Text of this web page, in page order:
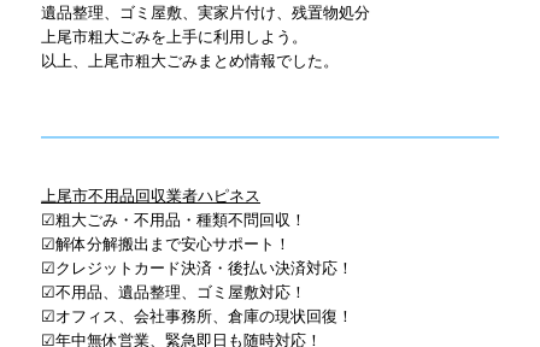
遺品整理、ゴミ屋敷、実家片付け、残置物処分
上尾市粗大ごみを上手に利用しよう。
以上、上尾市粗大ごみまとめ情報でした。
上尾市不用品回収業者ハピネス
☑粗大ごみ・不用品・種類不問回収！
☑解体分解搬出まで安心サポート！
☑クレジットカード決済・後払い決済対応！
☑不用品、遺品整理、ゴミ屋敷対応！
☑オフィス、会社事務所、倉庫の現状回復！
☑年中無休営業、緊急即日も随時対応！